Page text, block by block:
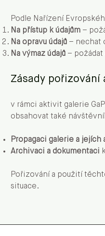
Podle Nařízení
Na přístup k údajům –
Na opravu údajů – nechat
Na výmaz údajů –
Zásady
v rámci aktivit galerie
obsahovat také
Propagaci galerie a jejích
Archivaci a dokumentaci
Pořizování a použití
situace.